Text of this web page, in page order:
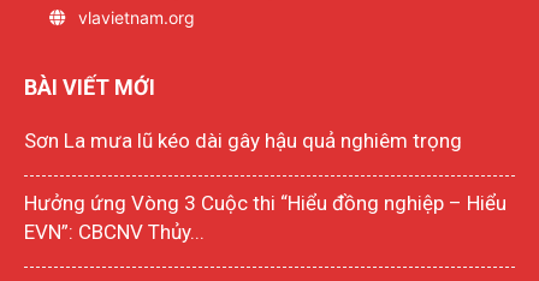
vlavietnam.org
BÀI VIẾT MỚI
Sơn La mưa lũ kéo dài gây hậu quả nghiêm trọng
Hưởng ứng Vòng 3 Cuộc thi “Hiểu đồng nghiệp – Hiểu
EVN”: CBCNV Thủy...